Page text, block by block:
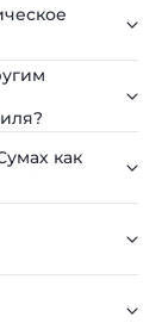
как